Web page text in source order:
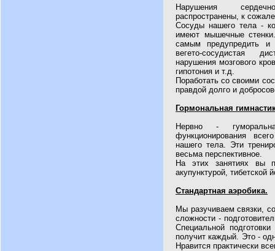
Нарушения
распространены, к
Сосуды нашего тела -
имеют мышечные
самым предупредить и
вегето-сосудистая
нарушения мозгового
гипотония и т.д.
Поработать со своими
правдой долго и
Гормональная
Нервно -
функционирования
нашего тела. Эти
весьма перспективное.
На этих занятиях вы
акупунктурой, тибетской
Стандартная аэробика.
Мы разучиваем связки,
сложности -
Специальной
получит каждый. Это -
Нравится практически